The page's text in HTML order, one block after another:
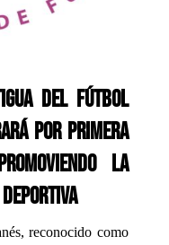
del fútbol
por primera
la
reconocido como